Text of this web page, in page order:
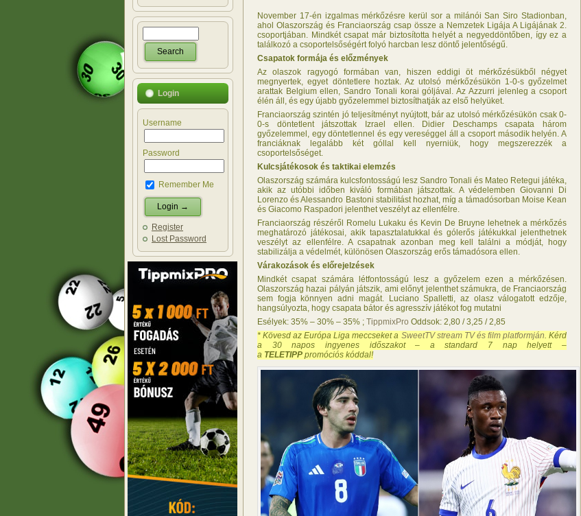
Login
Username
Password
Remember Me
Register
Lost Password
November 17-én izgalmas mérkőzésre kerül sor a milánói San Siro Stadionban,
ahol Olaszország és Franciaország csap össze a Nemzetek Ligája A Ligájának 2.
csoportjában. Mindkét csapat már biztosította helyét a negyeddöntőben, így ez a
találkozó a csoportelsőségért folyó harcban lesz döntő jelentőségű.
Csapatok formája és előzmények
Az olaszok ragyogó formában van, hiszen eddigi öt mérkőzésükből négyet
megnyertek, egyet döntetlere hoztak. Az utolsó mérkőzésükön 1-0-s győzelmet
arattak Belgium ellen, Sandro Tonali korai góljával. Az Azzurri jelenleg a csoport
élén áll, és egy újabb győzelemmel biztosíthatják az első helyüket.
Franciaország szintén jó teljesítményt nyújtott, bár az utolsó mérkőzésükön csak 0-
0-s döntetlent játszottak Izrael ellen. Didier Deschamps csapata három
győzelemmel, egy döntetlennel és egy vereséggel áll a csoport második helyén. A
franciáknak legalább két góllal kell nyerniük, hogy megszerezzék a
csoportelsőséget.
Kulcsjátékosok és taktikai elemzés
Olaszország számára kulcsfontosságú lesz Sandro Tonali és Mateo Retegui játéka,
akik az utóbbi időben kiváló formában játszottak. A védelemben Giovanni Di
Lorenzo és Alessandro Bastoni stabilitást hozhat, míg a támadósorban Moise Kean
és Giacomo Raspadori jelenthet veszélyt az ellenfélre.
Franciaország részéről Romelu Lukaku és Kevin De Bruyne lehetnek a mérkőzés
meghatározó játékosai, akik tapasztalatukkal és gólerős játékukkal jelenthetnek
veszélyt az ellenfélre. A csapatnak azonban meg kell találni a módját, hogy
stabilizálja a védelmét, különösen Olaszország erős támadósora ellen.
Várakozások és előrejelzések
Mindkét csapat számára létfontosságú lesz a győzelem ezen a mérkőzésen.
Olaszország hazai pályán játszik, ami előnyt jelenthet számukra, de Franciaország
sem fogja könnyen adni magát. Luciano Spalletti, az olasz válogatott edzője,
hangsúlyozta, hogy csapata bátor és agresszív játékot fog mutatni
Esélyek: 35% – 30% – 35% ; TippmixPro Oddsok: 2,80 / 3,25 / 2,85
* Kövesd az Európa Liga meccseket a SweetTV stream TV és film platformján. Kérd
a 30 napos ingyenes időszakot – a standard 7 nap helyett –
a TELETIPP promóciós kóddal!